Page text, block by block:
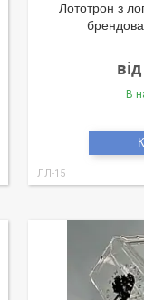
Лототрон з
В
ЛЛ-15